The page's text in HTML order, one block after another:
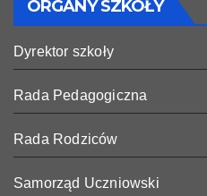
ORGANY SZKOŁY
Dyrektor szkoły
Rada Pedagogiczna
Rada Rodziców
Samorząd Uczniowski